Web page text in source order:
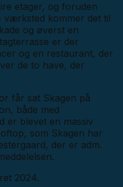
etager, og foruden
værksted kommer det til
og øverst en
er der
og en restaurant, der
de to have, der
får sat Skagen på
både med
er blevet en massiv
som Skagen har
der er adm.
2024.